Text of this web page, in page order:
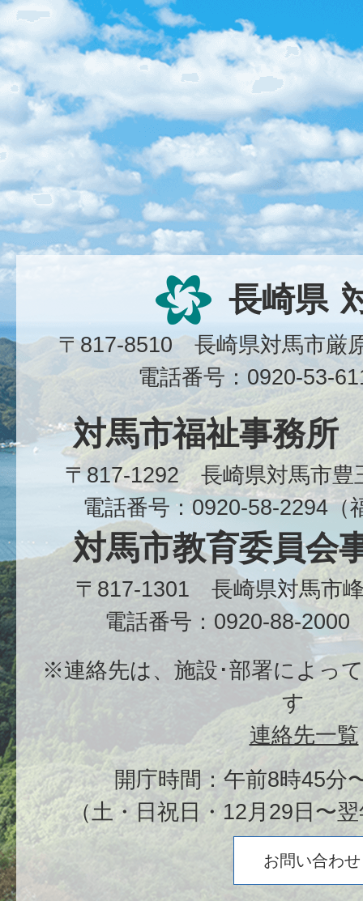
長崎県
〒817-8510 長崎県対馬市
電話番号：0920-53-
対馬市福祉事務所
〒817-1292 長崎県対馬市
電話番号：0920-58-2294（
対馬市教育委員会
〒817-1301 長崎県対馬市
電話番号：0920-88-2000
※連絡先は、施設･部署によっ
す
連絡先一覧
開庁時間：午前8時45分
（土・日祝日・12月29日〜
お問い合わせ